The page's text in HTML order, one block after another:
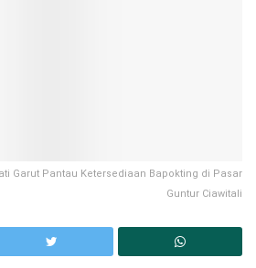
Garut Pantau Ketersediaan Bapokting di Pasar
Guntur Ciawitali